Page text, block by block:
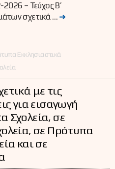
– Τεύχος B’
σχετικά … ➜
Εκκλησιαστικά
με τις
για εισαγωγή
Σχολεία, σε
σε Πρότυπα
και σε